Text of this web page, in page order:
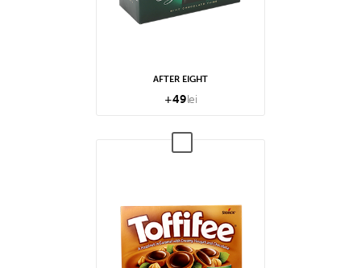
AFTER EIGHT
+49lei